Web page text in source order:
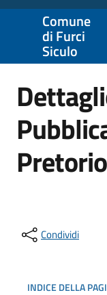
Comune
di Furci
Siculo
Condividi
INDICE DELLA